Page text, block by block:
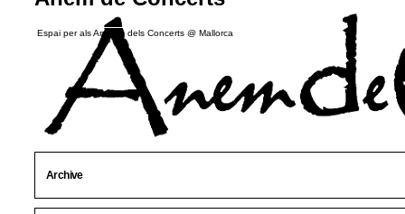
Espai per als Amants dels Concerts @ Mallorca
Archive